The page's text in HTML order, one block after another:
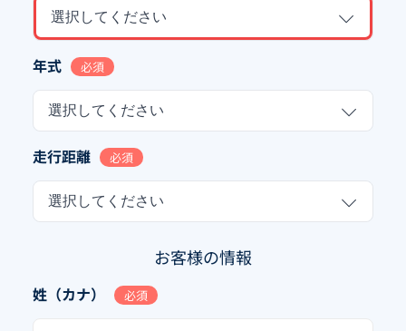
選択してください
年式 必須
選択してください
走行距離 必須
選択してください
お客様の情報
姓（カナ） 必須